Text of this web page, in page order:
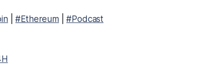
|#Ethereum|#Podcast